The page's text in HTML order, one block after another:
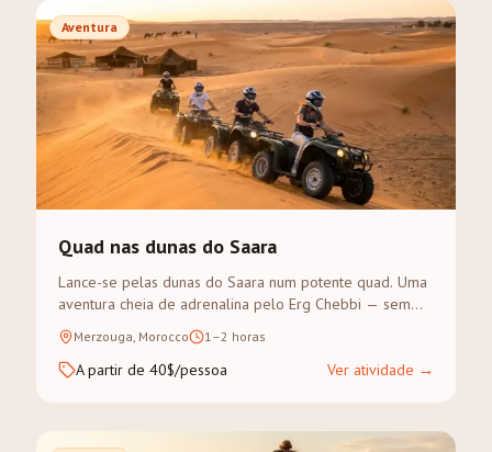
Aventura
Quad nas dunas do Saara
Lance-se pelas dunas do Saara num potente quad. Uma
aventura cheia de adrenalina pelo Erg Chebbi — sem
experiência prévia necessária.
Merzouga, Morocco 1–2 horas
A partir de 40$/pessoa Ver atividade →